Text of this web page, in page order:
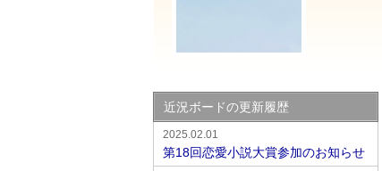
近況ボードの更新履歴
2025.02.01
第18回恋愛小説大賞参加のお知らせ